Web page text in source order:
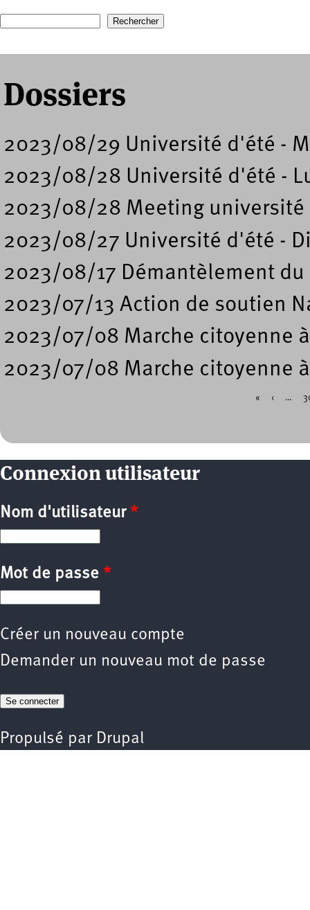
Formulaire de recherche
Dossiers
2023/08/29 Université d'été -
2023/08/28 Université d'été -
2023/08/28 Meeting université
2023/08/27 Université d'été -
2023/08/17 Démantèlement du
2023/07/13 Action de soutien
2023/07/08 Marche citoyenne
2023/07/08 Marche citoyenne
« ‹ …
Connexion utilisateur
Nom d'utilisateur *
Mot de passe *
Créer un nouveau compte
Demander un nouveau mot de passe
Propulsé par Drupal